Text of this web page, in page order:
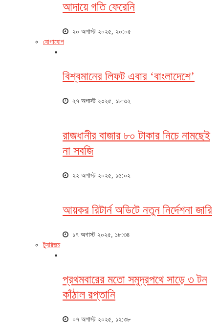
আদায়ে গতি ফেরেনি
২০ অগাস্ট ২০২৫, ২০:০৫
যোগাযোগ
বিশ্বমানের লিফট এবার ‘বাংলাদেশে’
২৭ অগাস্ট ২০২৫, ১৮:৩২
রাজধানীর বাজার ৮০ টাকার নিচে নামছেই
না সবজি
২২ অগাস্ট ২০২৫, ১৫:০২
আয়কর রিটার্ন অডিটে নতুন নির্দেশনা জারি
১৭ অগাস্ট ২০২৫, ১৮:৩৪
ট্যুরিজম
প্রথমবারের মতো সমুদ্রপথে সাড়ে ৩ টন
কাঁঠাল রপ্তানি
০৭ অগাস্ট ২০২৫, ১২:৩৮